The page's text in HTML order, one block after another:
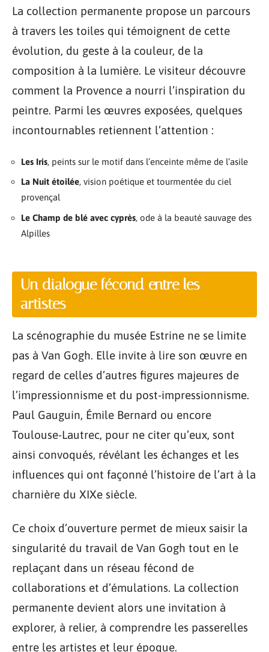
La collection permanente propose un parcours
à travers les toiles qui témoignent de cette
évolution, du geste à la couleur, de la
composition à la lumière. Le visiteur découvre
comment la Provence a nourri l’inspiration du
peintre. Parmi les œuvres exposées, quelques
incontournables retiennent l’attention :
Les Iris, peints sur le motif dans l’enceinte même de l’asile
La Nuit étoilée, vision poétique et tourmentée du ciel
provençal
Le Champ de blé avec cyprès, ode à la beauté sauvage des
Alpilles
Un dialogue fécond entre les
artistes
La scénographie du musée Estrine ne se limite
pas à Van Gogh. Elle invite à lire son œuvre en
regard de celles d’autres figures majeures de
l’impressionnisme et du post-impressionnisme.
Paul Gauguin, Émile Bernard ou encore
Toulouse-Lautrec, pour ne citer qu’eux, sont
ainsi convoqués, révélant les échanges et les
influences qui ont façonné l’histoire de l’art à la
charnière du XIXe siècle.
Ce choix d’ouverture permet de mieux saisir la
singularité du travail de Van Gogh tout en le
replaçant dans un réseau fécond de
collaborations et d’émulations. La collection
permanente devient alors une invitation à
explorer, à relier, à comprendre les passerelles
entre les artistes et leur époque.